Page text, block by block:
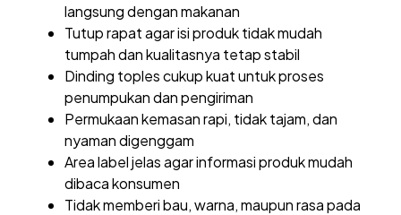
langsung dengan makanan
Tutup rapat agar isi produk tidak mudah
tumpah dan kualitasnya tetap stabil
Dinding toples cukup kuat untuk proses
penumpukan dan pengiriman
Permukaan kemasan rapi, tidak tajam, dan
nyaman digenggam
Area label jelas agar informasi produk mudah
dibaca konsumen
Tidak memberi bau, warna, maupun rasa pada